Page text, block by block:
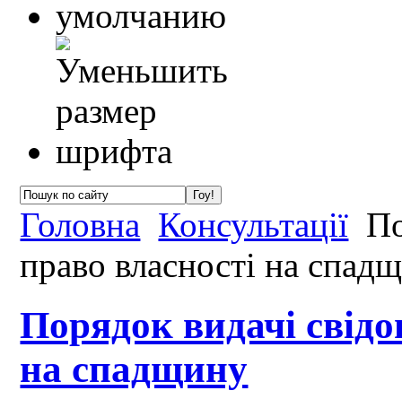
Головна Консультації
право власності на
Порядок видачі
на спадщину